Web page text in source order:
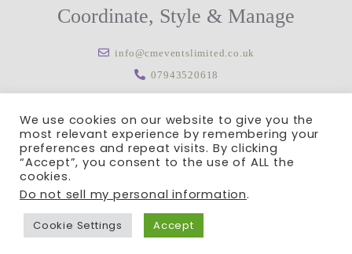
Coordinate, Style & Manage
info@cmeventslimited.co.uk
07943520618
Cherished Moments Events Limited 10064675
Privacy Policy|Terms of Services| Copyright © 2021 |
We use cookies on our website to give you the
most relevant experience by remembering your
preferences and repeat visits. By clicking
“Accept”, you consent to the use of ALL the
cookies.
Do not sell my personal information.
Cookie Settings Accept